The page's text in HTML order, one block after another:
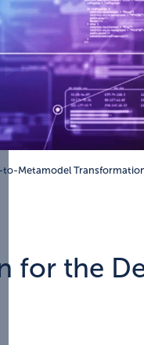
to-Metamodel
for the